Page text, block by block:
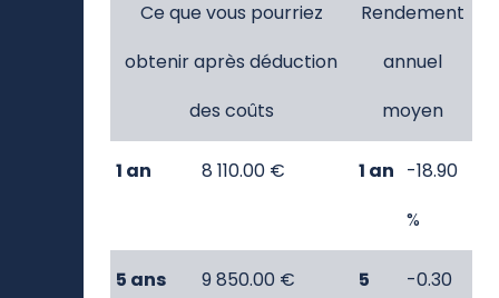
Scénario défavorable
Ce que vous pourriez
obtenir après déduction
des coûts
Rendement
annuel
moyen
-18.90
%